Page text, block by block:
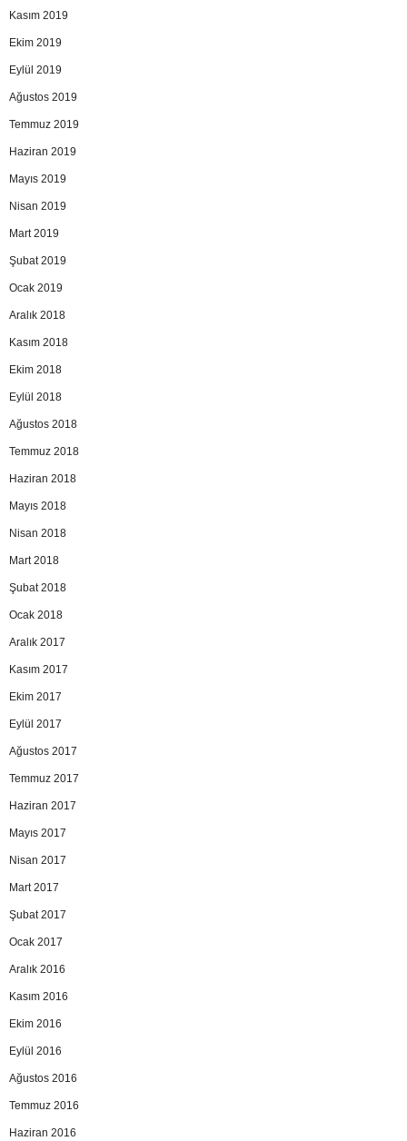
Kasım 2019
Ekim 2019
Eylül 2019
Ağustos 2019
Temmuz 2019
Haziran 2019
Mayıs 2019
Nisan 2019
Mart 2019
Şubat 2019
Ocak 2019
Aralık 2018
Kasım 2018
Ekim 2018
Eylül 2018
Ağustos 2018
Temmuz 2018
Haziran 2018
Mayıs 2018
Nisan 2018
Mart 2018
Şubat 2018
Ocak 2018
Aralık 2017
Kasım 2017
Ekim 2017
Eylül 2017
Ağustos 2017
Temmuz 2017
Haziran 2017
Mayıs 2017
Nisan 2017
Mart 2017
Şubat 2017
Ocak 2017
Aralık 2016
Kasım 2016
Ekim 2016
Eylül 2016
Ağustos 2016
Temmuz 2016
Haziran 2016